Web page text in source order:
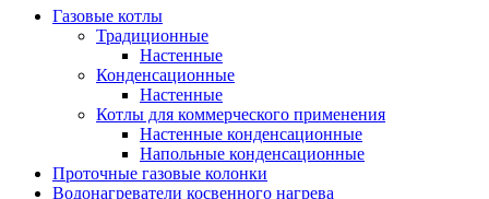
Газовые котлы
Традиционные
Настенные
Конденсационные
Настенные
Котлы для коммерческого применения
Настенные конденсационные
Напольные конденсационные
Проточные газовые колонки
Водонагреватели косвенного нагрева